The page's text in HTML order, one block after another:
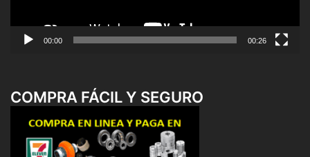
00:00 00:26
COMPRA FÁCIL Y SEGURO